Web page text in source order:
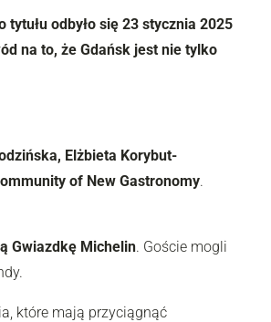
odbyło się 23 stycznia 2025
na to, że Gdańsk jest nie tylko
Elżbieta Korybut-
of New Gastronomy.
Gwiazdkę Michelin. Goście mogli
które mają przyciągnąć